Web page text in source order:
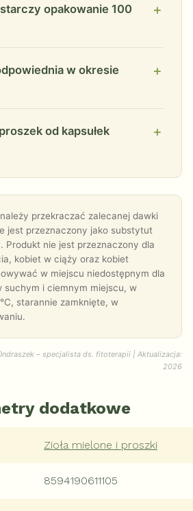
opakowanie 100
w okresie
od kapsułek
przekraczać zalecanej dawki
jest przeznaczony jako substytut
Produkt nie jest przeznaczony dla
kobiet w ciąży oraz kobiet
w miejscu niedostępnym dla
suchym i ciemnym miejscu, w
starannie zamknięte, w
– specjalista ds. fitoterapii | Aktualizacja:
2026
dodatkowe
Zioła mielone i proszki
8594190611105